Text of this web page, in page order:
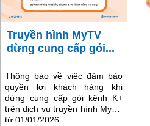
Truyền hình MyTV
dừng cung cấp gói...
Thông báo về việc đảm bảo
quyền lợi khách hàng khi
dừng cung cấp gói kênh K+
trên dịch vụ truyền hình MyTV
từ 01/01/2026